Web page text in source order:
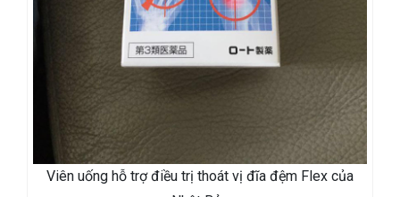
Viên uống hỗ trợ điều trị thoát vị đĩa đệm Flex của